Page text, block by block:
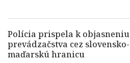
Polícia prispela k objasneniu
prevádzačstva cez slovensko-
maďarskú hranicu